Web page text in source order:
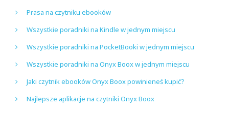
Prasa na czytniku ebooków
Wszystkie poradniki na Kindle w jednym miejscu
Wszystkie poradniki na PocketBooki w jednym miejscu
Wszystkie poradniki na Onyx Boox w jednym miejscu
Jaki czytnik ebooków Onyx Boox powinieneś kupić?
Najlepsze aplikacje na czytniki Onyx Boox